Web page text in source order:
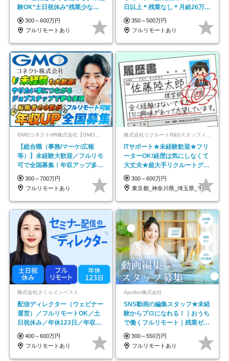
験OK*土日祝休み*残業少なめ*
在宅勤務手当あり
300～600万円
フルリモートあり
日以上＊残業なし＊月給26万円
以上
350～500万円
フルリモートあり
GMOコネクトHR株式会社【GMOインターネットグループ】
【総合職（事務/マーケ/広報
等）】未経験大歓迎／フルリモ
可で全国募集！年収アップ多数
★年休最大130日★
300～700万円
フルリモートあり
ITサポート★未経験歓迎★フリ
ーターOK!経歴は気にしなくて
大丈夫★超大手リクルートグル
ープの正社員/sg
300～600万円
東京都_神奈川県_埼玉県_千葉県_大阪府…
株式会社さくらインベスト
配信ディレクター（ウェビナー
運営）／フルリモートOK／土
日祝休み／年休123日／年収
600万円可
400～600万円
フルリモートあり
Apollon株式会社
SNS動画の編集スタッフ★未経
験からプロになれる！｜おうち
で働くフルリモート｜残業ゼロ
で18時退勤◎
300～550万円
フルリモートあり